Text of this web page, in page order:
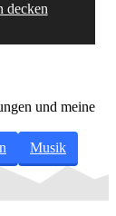
decken
und meine
Musik